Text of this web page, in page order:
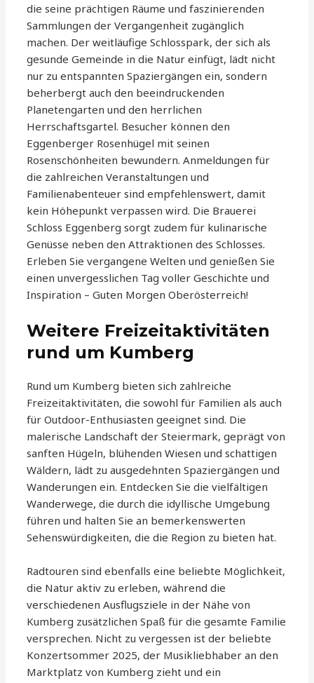
die seine prächtigen Räume und faszinierenden
Sammlungen der Vergangenheit zugänglich
machen. Der weitläufige Schlosspark, der sich als
gesunde Gemeinde in die Natur einfügt, lädt nicht
nur zu entspannten Spaziergängen ein, sondern
beherbergt auch den beeindruckenden
Planetengarten und den herrlichen
Herrschaftsgartel. Besucher können den
Eggenberger Rosenhügel mit seinen
Rosenschönheiten bewundern. Anmeldungen für
die zahlreichen Veranstaltungen und
Familienabenteuer sind empfehlenswert, damit
kein Höhepunkt verpassen wird. Die Brauerei
Schloss Eggenberg sorgt zudem für kulinarische
Genüsse neben den Attraktionen des Schlosses.
Erleben Sie vergangene Welten und genießen Sie
einen unvergesslichen Tag voller Geschichte und
Inspiration – Guten Morgen Oberösterreich!
Weitere Freizeitaktivitäten
rund um Kumberg
Rund um Kumberg bieten sich zahlreiche
Freizeitaktivitäten, die sowohl für Familien als auch
für Outdoor-Enthusiasten geeignet sind. Die
malerische Landschaft der Steiermark, geprägt von
sanften Hügeln, blühenden Wiesen und schattigen
Wäldern, lädt zu ausgedehnten Spaziergängen und
Wanderungen ein. Entdecken Sie die vielfältigen
Wanderwege, die durch die idyllische Umgebung
führen und halten Sie an bemerkenswerten
Sehenswürdigkeiten, die die Region zu bieten hat.
Radtouren sind ebenfalls eine beliebte Möglichkeit,
die Natur aktiv zu erleben, während die
verschiedenen Ausflugsziele in der Nähe von
Kumberg zusätzlichen Spaß für die gesamte Familie
versprechen. Nicht zu vergessen ist der beliebte
Konzertsommer 2025, der Musikliebhaber an den
Marktplatz von Kumberg zieht und ein